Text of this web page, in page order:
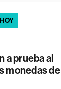
a prueba al
monedas de